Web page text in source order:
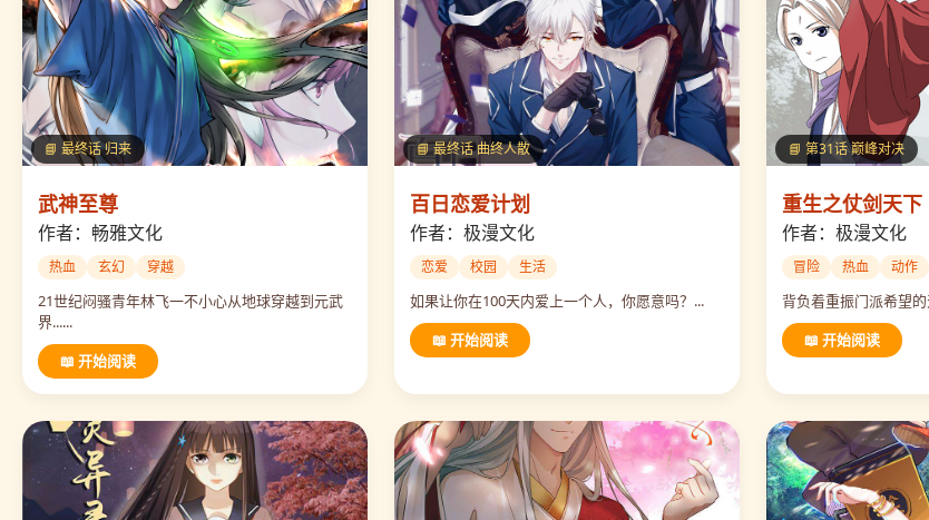
📘 最终话 归来
武神至尊
作者：畅雅文化
热血 玄幻 穿越
21世纪闷骚青年林飞一不小心从地球穿越到元武
界......
📖 开始阅读
📘 最终话 曲终人散
百日恋爱计划
作者：极漫文化
恋爱 校园 生活
如果让你在100天内爱上一个人，你愿意吗？...
📖 开始阅读
📘 第31话 巅峰对决
重生之仗剑天下
作者：极漫文化
冒险 热血 动作
背负着重振门派希望
📖 开始阅读